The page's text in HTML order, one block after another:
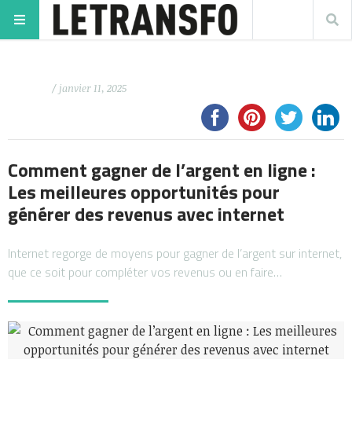
/ janvier 11, 2025
Comment gagner de l’argent en ligne :
Les meilleures opportunités pour
générer des revenus avec internet
Internet regorge de moyens pour gagner de l’argent sur internet,
que ce soit pour compléter vos revenus ou en faire…